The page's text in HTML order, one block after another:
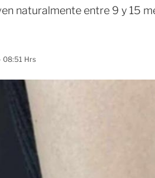
naturalmente entre 9 y 15
08:51 Hrs